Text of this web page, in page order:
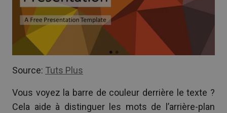
Source: Tuts Plus
Vous voyez la barre de couleur derrière le texte ?
Cela aide à distinguer les mots de l’arrière-plan